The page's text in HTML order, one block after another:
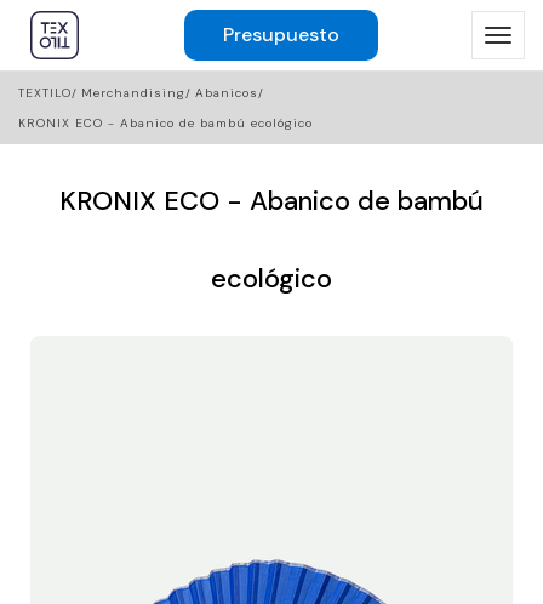
Presupuesto
TEXTILO Merchandising
Abanicos
KRONIX ECO - Abanico de bambú ecológico
KRONIX ECO - Abanico de bambú
ecológico